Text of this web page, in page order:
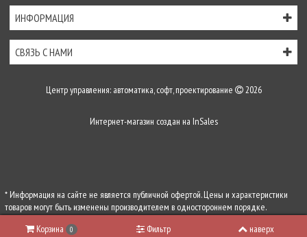
ИНФОРМАЦИЯ
СВЯЗЬ С НАМИ
Центр управления: автоматика, софт, проектирование 2026
Интернет-магазин создан на InSales
Корзина 0 Фильтр наверх
* Информация на сайте не является публичной офертой. Цены и характеристики
товаров могут быть изменены производителем в одностороннем порядке.
Актуальную цену уточняйте у менеджеров по телефону+7 (495) 255-54-71, либо по
почтеzakaz@center-control.ru